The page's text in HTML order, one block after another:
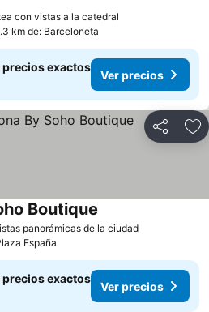
con vistas a la catedral
km de: Barceloneta
precios exactos
Ver precios
Compartir
panorámicas de la ciudadVer precios
Boutique
España
precios exactos
Ver precios